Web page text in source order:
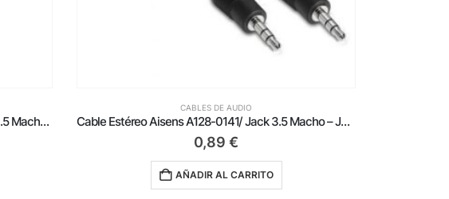
Cable Estéreo Aisens A128-0141/ Jack 3.5 Macho – Jack 3.5 Macho/ Hasta 0.1W/ 30cm/ Negro
CABLES DE AUDIO
Conversor USB Tipo-C Aisens A109-0385/ USB Tipo-C Macho – Jack 3.5 Hembra
3,09€
AÑADIR AL CARRITO